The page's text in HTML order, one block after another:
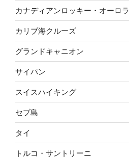
カナディアンロッキー・オーロラ
カリブ海クルーズ
グランドキャニオン
サイパン
スイスハイキング
セブ島
タイ
トルコ・サントリーニ